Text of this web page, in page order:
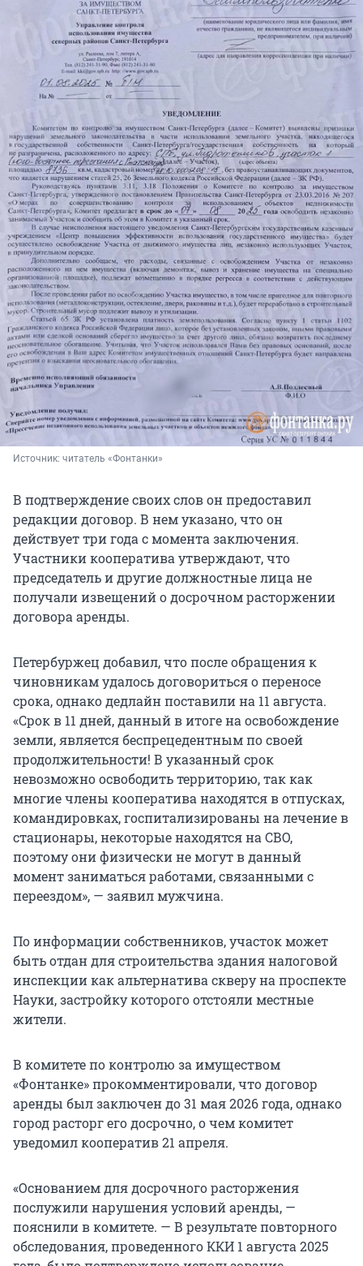
Источник: читатель «Фонтанки»
В подтверждение своих слов он предоставил
редакции договор. В нем указано, что он
действует три года с момента заключения.
Участники кооператива утверждают, что
председатель и другие должностные лица не
получали извещений о досрочном расторжении
договора аренды.
Петербуржец добавил, что после обращения к
чиновникам удалось договориться о переносе
срока, однако дедлайн поставили на 11 августа.
«Срок в 11 дней, данный в итоге на освобождение
земли, является беспрецедентным по своей
продолжительности! В указанный срок
невозможно освободить территорию, так как
многие члены кооператива находятся в отпусках,
командировках, госпитализированы на лечение в
стационары, некоторые находятся на СВО,
поэтому они физически не могут в данный
момент заниматься работами, связанными с
переездом», — заявил мужчина.
По информации собственников, участок может
быть отдан для строительства здания налоговой
инспекции как альтернатива скверу на проспекте
Науки, застройку которого отстояли местные
жители.
В комитете по контролю за имуществом
«Фонтанке» прокомментировали, что договор
аренды был заключен до 31 мая 2026 года, однако
город расторг его досрочно, о чем комитет
уведомил кооператив 21 апреля.
«Основанием для досрочного расторжения
послужили нарушения условий аренды, —
пояснили в комитете. — В результате повторного
обследования, проведенного ККИ 1 августа2025